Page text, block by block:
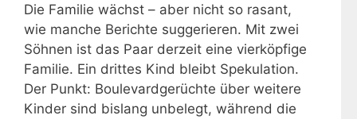
Die Familie wächst – aber nicht so rasant,
wie manche Berichte suggerieren. Mit zwei
Söhnen ist das Paar derzeit eine vierköpfige
Familie. Ein drittes Kind bleibt Spekulation.
Der Punkt: Boulevardgerüchte über weitere
Kinder sind bislang unbelegt, während die